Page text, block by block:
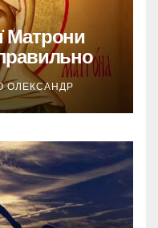
Матрони
ОЛЕКСАНДР